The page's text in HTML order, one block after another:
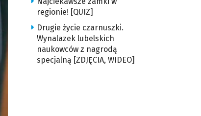
regionie! [QUIZ]
Drugie życie czarnuszki.
Wynalazek lubelskich
naukowców z nagrodą
specjalną [ZDJĘCIA, WIDEO]